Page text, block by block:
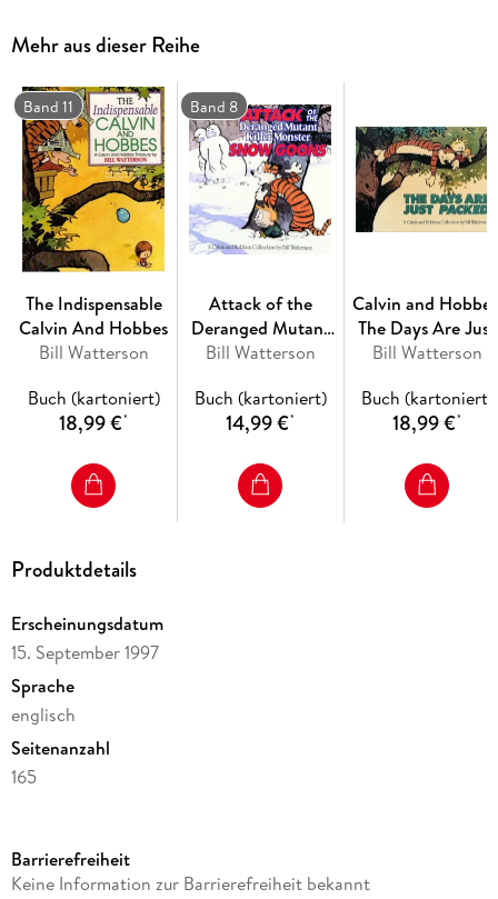
Mehr aus dieser Reihe
Band 11
The Indispensable
Calvin And Hobbes
Bill Watterson
Buch (kartoniert)
18,99 €*
Band 8
Attack of the
Deranged Mutant
Killer Monster Snow
Bill Watterson
Buch (kartoniert)
14,99 €*
Calvin and
The Days Are Just
Packed
Bill Watterson
Buch (kartoniert)
18,99 €*
Produktdetails
Erscheinungsdatum
15. September 1997
Sprache
englisch
Seitenanzahl
165
Autor/Autorin
Barrierefreiheit
Keine Information zur Barrierefreiheit bekannt